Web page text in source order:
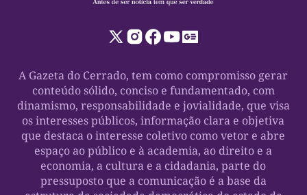
A Gazeta do Cerrado, tem como compromisso gerar
conteúdo sólido, conciso e fundamentado, com
dinamismo, responsabilidade e jovialidade, que visa
os interesses públicos, informação clara e objetiva
que destaca o interesse coletivo como vetor e abre
espaço ao público e à academia, ao direito e a
economia, a cultura e a cidadania, parte do
pressuposto que a comunicação é a base da